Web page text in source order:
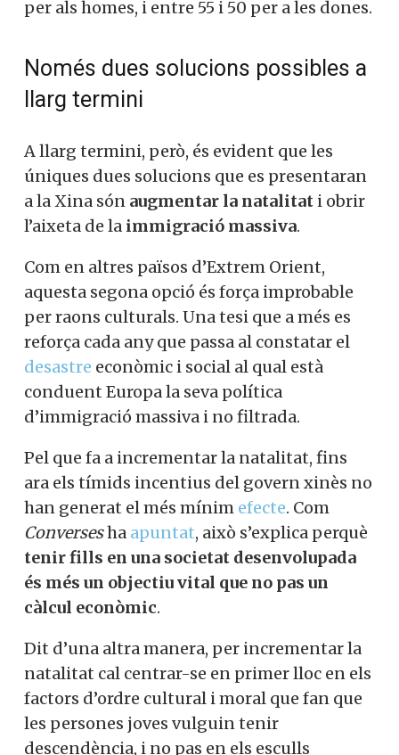
per als homes, i entre 55 i 50 per a les dones.
Només dues solucions possibles a
llarg termini
A llarg termini, però, és evident que les
úniques dues solucions que es presentaran
a la Xina són augmentar la natalitat i obrir
l’aixeta de la immigració massiva.
Com en altres països d’Extrem Orient,
aquesta segona opció és força improbable
per raons culturals. Una tesi que a més es
reforça cada any que passa al constatar el
desastre econòmic i social al qual està
conduent Europa la seva política
d’immigració massiva i no filtrada.
Pel que fa a incrementar la natalitat, fins
ara els tímids incentius del govern xinès no
han generat el més mínim efecte. Com
Conversesha apuntat, això s’explica perquè
tenir fills en una societat desenvolupada
és més un objectiu vital que no pas un
càlcul econòmic.
Dit d’una altra manera, per incrementar la
natalitat cal centrar-se en primer lloc en els
factors d’ordre cultural i moral que fan que
les persones joves vulguin tenir
descendència, i no pas en els esculls